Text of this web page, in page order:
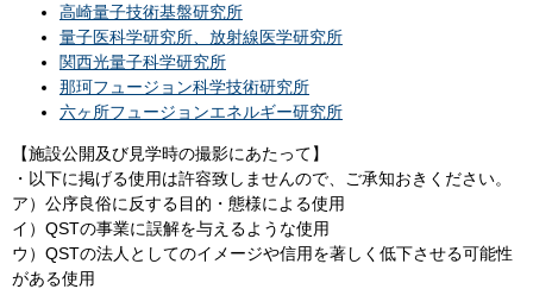
高崎量子技術基盤研究所
量子医科学研究所、放射線医学研究所
関西光量子科学研究所
那珂フュージョン科学技術研究所
六ヶ所フュージョンエネルギー研究所
【施設公開及び見学時の撮影にあたって】
・以下に掲げる使用は許容致しませんので、ご承知おきください。
ア）公序良俗に反する目的・態様による使用
イ）QSTの事業に誤解を与えるような使用
ウ）QSTの法人としてのイメージや信用を著しく低下させる可能性
がある使用